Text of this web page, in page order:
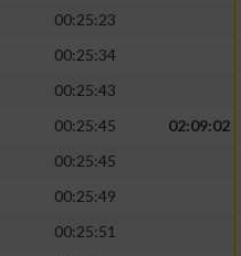
00:25:23
00:25:34
00:25:43
00:25:45
02:09:02
00:25:45
00:25:49
00:25:51